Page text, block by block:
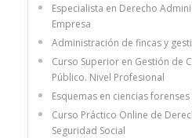
Especialista en Derecho
Empresa
Administración de fincas y
Curso Superior en Gestión de
Público. Nivel Profesional
Esquemas en ciencias
Curso Práctico Online de
Seguridad Social